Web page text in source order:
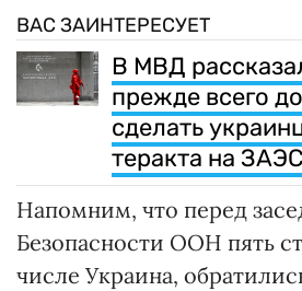
ВАС ЗАИНТЕРЕСУЕТ
В МВД
прежде всего
сделать
теракта на ЗАЭС
Напомним, что перед
Безопасности ООН пять
числе Украина,